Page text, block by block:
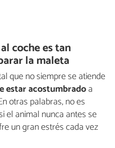
coche es tan
la maleta
que no siempre se atiende
estar acostumbradoa
otras palabras, no es
el animal nunca antes se
un gran estrés cada vez